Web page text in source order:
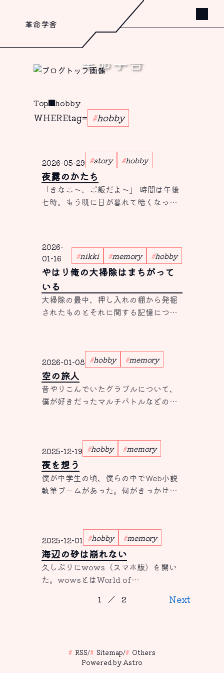
革命学舎
革命学舎
Top hobby
WHEREtag= hobby
2026-05-29 story hobby
夜露のかたち
「きなこ〜、ご飯だよ〜」 時間は午後
七時。もう既に日が暮れて暗くなった
こが嬉しそうに寄ってくるのだが、今
日は庭にはいないようだ。 ネコは気ま
ぐれ、とよく言う。大方どこかで道草
でも食っているのだろう。別...
2026-
01-16
nikki memory hobby
やはり俺の大掃除はまちがって
いる
大掃除の最中、押し入れの棚から発掘
されたものとそれに関する記憶につい
2026-01-08 hobby memory
空の旅人
昔やりこんでいたグラブルについて、
僕が好きだったマルチバトルなどの懐
2025-12-19 hobby memory
夜を想う
僕が中学生の頃、僕らの中でWeb小説
執筆ブームがあった。何がきっかけだ
ず僕もなろうを書いていたわけだが、
中三か高一のタイミングで黒歴史だと
思って消してしまった。そのため現
在、僕の作品がある場所はノクターン
ノベルズだけである。
2025-12-01 hobby memory
海辺の砂は崩れない
久しぶりにwows（スマホ版）を開い
た。wowsとはWorld of
という言葉が続く）の略で、史実の艦
らなくなってしまった。 スマホゲーム
はしばらくや...
1 ／ 2 Next
RSS/ Sitemap/
Others
Powered by Astro